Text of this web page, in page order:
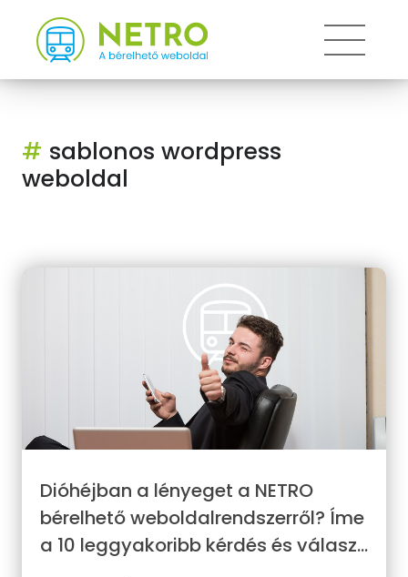
# sablonos wordpress
weboldal
Dióhéjban a lényeget a NETRO
bérelhető weboldalrendszerről? Íme
a 10 leggyakoribb kérdés és válasz…